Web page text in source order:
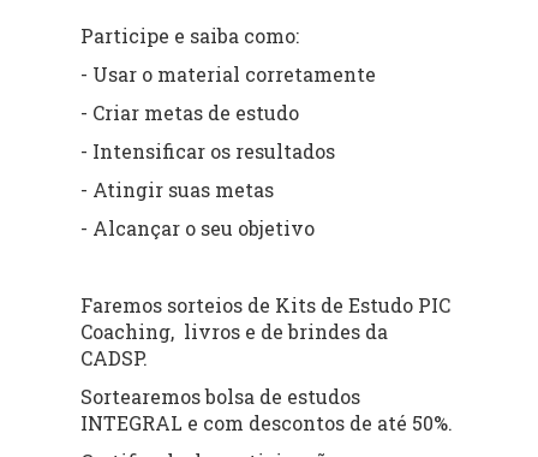
Participe e saiba como:
- Usar o material corretamente
- Criar metas de estudo
- Intensificar os resultados
- Atingir suas metas
- Alcançar o seu objetivo
Faremos sorteios de Kits de Estudo PIC
Coaching, livros e de brindes da
CADSP.
Sortearemos bolsa de estudos
INTEGRAL e com descontos de até 50%.